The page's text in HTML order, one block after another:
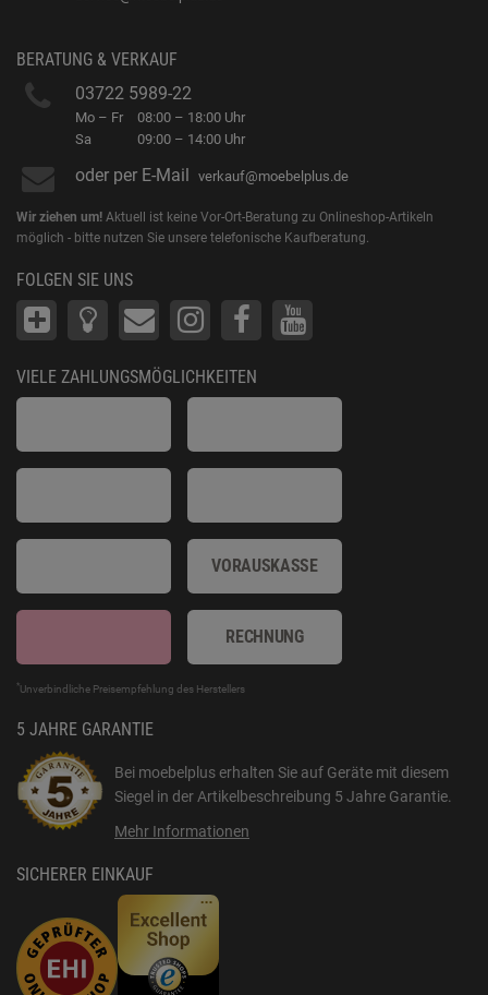
BERATUNG & VERKAUF
03722 5989-22
Mo – Fr
Sa
08:00 – 18:00 Uhr
09:00 – 14:00 Uhr
oder per E-Mail verkauf@moebelplus.de
Wir ziehen um! Aktuell ist keine Vor-Ort-Beratung zu Onlineshop-Artikeln
möglich - bitte nutzen Sie unsere telefonische Kaufberatung.
FOLGEN SIE UNS
VIELE ZAHLUNGSMÖGLICHKEITEN
VORAUSKASSE
RECHNUNG
*Unverbindliche Preisempfehlung des Herstellers
5 JAHRE GARANTIE
Bei moebelplus erhalten Sie auf Geräte mit diesem
Siegel in der Artikelbeschreibung 5 Jahre Garantie.
Mehr Informationen
SICHERER EINKAUF